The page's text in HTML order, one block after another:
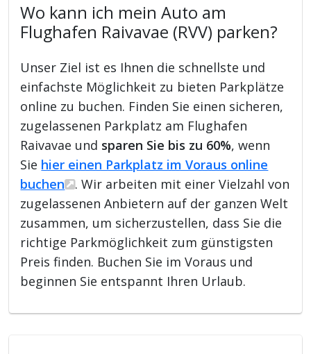
Wo kann ich mein Auto am
Flughafen Raivavae (RVV) parken?
Unser Ziel ist es Ihnen die schnellste und
einfachste Möglichkeit zu bieten Parkplätze
online zu buchen. Finden Sie einen sicheren,
zugelassenen Parkplatz am Flughafen
Raivavae und sparen Sie bis zu 60%, wenn
Sie hier einen Parkplatz im Voraus online
buchen
. Wir arbeiten mit einer Vielzahl von
zugelassenen Anbietern auf der ganzen Welt
zusammen, um sicherzustellen, dass Sie die
richtige Parkmöglichkeit zum günstigsten
Preis finden. Buchen Sie im Voraus und
beginnen Sie entspannt Ihren Urlaub.